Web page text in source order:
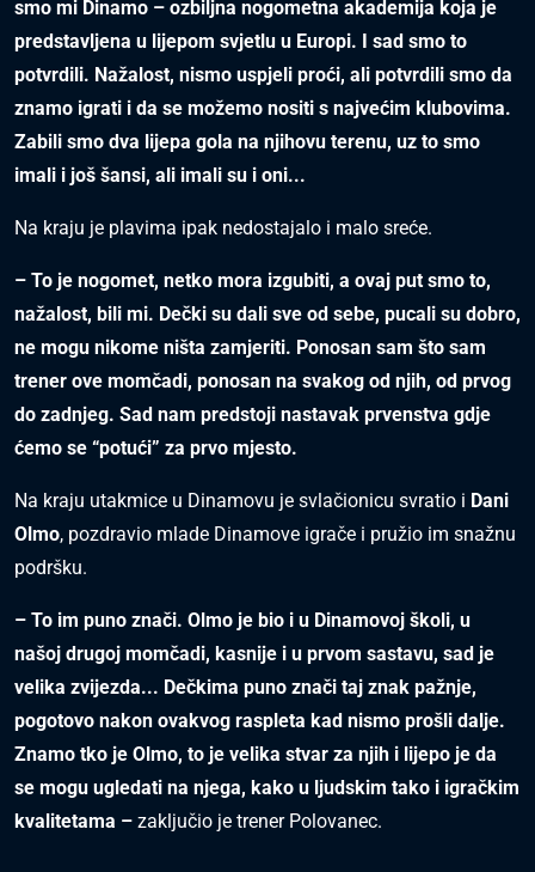
smo mi Dinamo – ozbiljna nogometna akademija koja je
predstavljena u lijepom svjetlu u Europi. I sad smo to
potvrdili. Nažalost, nismo uspjeli proći, ali potvrdili smo da
znamo igrati i da se možemo nositi s najvećim klubovima.
Zabili smo dva lijepa gola na njihovu terenu, uz to smo
imali i još šansi, ali imali su i oni...
Na kraju je plavima ipak nedostajalo i malo sreće.
– To je nogomet, netko mora izgubiti, a ovaj put smo to,
nažalost, bili mi. Dečki su dali sve od sebe, pucali su dobro,
ne mogu nikome ništa zamjeriti. Ponosan sam što sam
trener ove momčadi, ponosan na svakog od njih, od prvog
do zadnjeg. Sad nam predstoji nastavak prvenstva gdje
ćemo se “potući” za prvo mjesto.
Na kraju utakmice u Dinamovu je svlačionicu svratio i Dani
Olmo, pozdravio mlade Dinamove igrače i pružio im snažnu
podršku.
– To im puno znači. Olmo je bio i u Dinamovoj školi, u
našoj drugoj momčadi, kasnije i u prvom sastavu, sad je
velika zvijezda... Dečkima puno znači taj znak pažnje,
pogotovo nakon ovakvog raspleta kad nismo prošli dalje.
Znamo tko je Olmo, to je velika stvar za njih i lijepo je da
se mogu ugledati na njega, kako u ljudskim tako i igračkim
kvalitetama – zaključio je trener Polovanec.